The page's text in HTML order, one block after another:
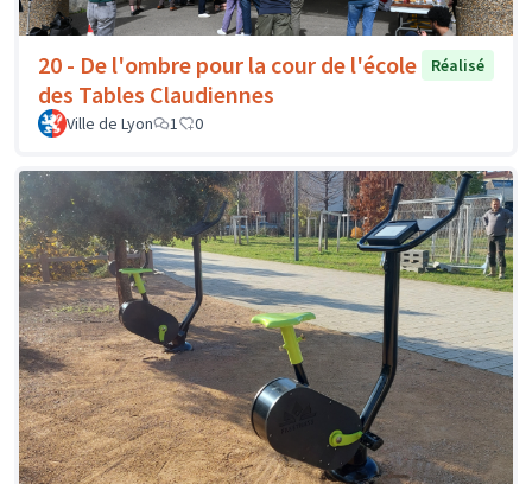
20 - De l'ombre pour la cour de l'école
des Tables Claudiennes
Réalisé
Ville de Lyon 1 0